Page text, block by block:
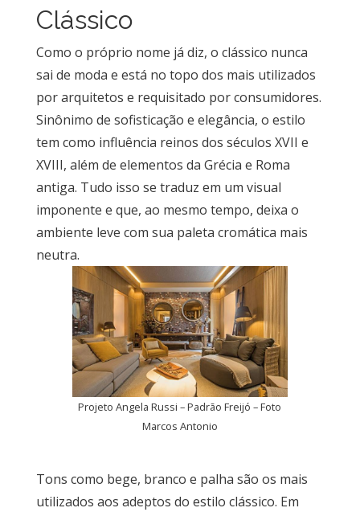
Clássico
Como o próprio nome já diz, o clássico nunca
sai de moda e está no topo dos mais utilizados
por arquitetos e requisitado por consumidores.
Sinônimo de sofisticação e elegância, o estilo
tem como influência reinos dos séculos XVII e
XVIII, além de elementos da Grécia e Roma
antiga. Tudo isso se traduz em um visual
imponente e que, ao mesmo tempo, deixa o
ambiente leve com sua paleta cromática mais
neutra.
Projeto Angela Russi – Padrão Freijó – Foto
Marcos Antonio
Tons como bege, branco e palha são os mais
utilizados aos adeptos do estilo clássico. Em